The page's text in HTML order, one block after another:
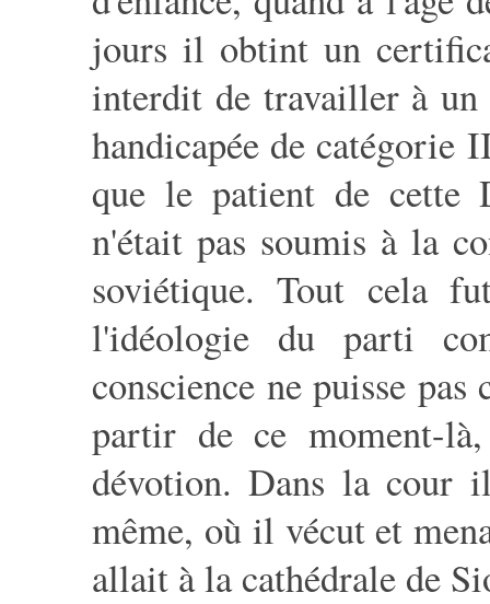
jours il obtint un
interdit de travailler à un
handicapée de catégorie
que le patient de cette
n'était pas soumis à la
soviétique. Tout cela
l'idéologie du parti
conscience ne puisse
partir de ce moment-
dévotion. Dans la cour
même, où il vécut et
allait à la cathédrale de